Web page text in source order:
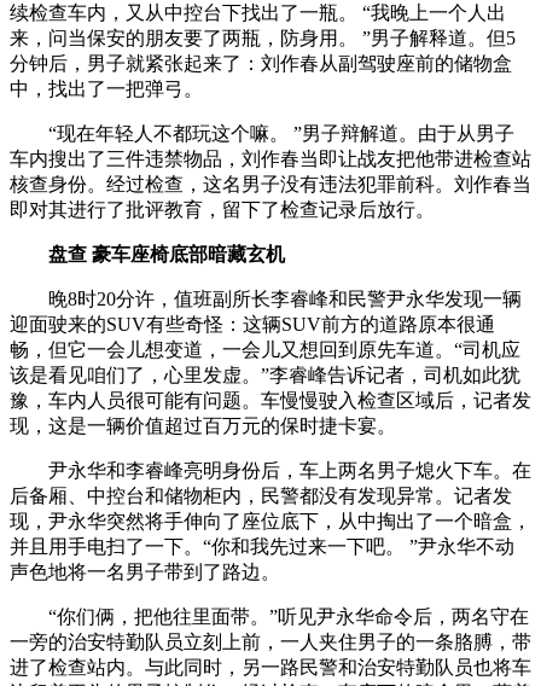
续检查车内，又从中控台下找出了一瓶。 “我晚上一个人出
来，问当保安的朋友要了两瓶，防身用。 ”男子解释道。但5
分钟后，男子就紧张起来了：刘作春从副驾驶座前的储物盒
中，找出了一把弹弓。
“现在年轻人不都玩这个嘛。 ”男子辩解道。由于从男子
车内搜出了三件违禁物品，刘作春当即让战友把他带进检查站
核查身份。经过检查，这名男子没有违法犯罪前科。刘作春当
即对其进行了批评教育，留下了检查记录后放行。
盘查 豪车座椅底部暗藏玄机
晚8时20分许，值班副所长李睿峰和民警尹永华发现一辆
迎面驶来的SUV有些奇怪：这辆SUV前方的道路原本很通
畅，但它一会儿想变道，一会儿又想回到原先车道。“司机应
该是看见咱们了，心里发虚。”李睿峰告诉记者，司机如此犹
豫，车内人员很可能有问题。车慢慢驶入检查区域后，记者发
现，这是一辆价值超过百万元的保时捷卡宴。
尹永华和李睿峰亮明身份后，车上两名男子熄火下车。在
后备厢、中控台和储物柜内，民警都没有发现异常。记者发
现，尹永华突然将手伸向了座位底下，从中掏出了一个暗盒，
并且用手电扫了一下。“你和我先过来一下吧。 ”尹永华不动
声色地将一名男子带到了路边。
“你们俩，把他往里面带。”听见尹永华命令后，两名守在
一旁的治安特勤队员立刻上前，一人夹住男子的一条胳膊，带
进了检查站内。与此同时，另一路民警和治安特勤队员也将车